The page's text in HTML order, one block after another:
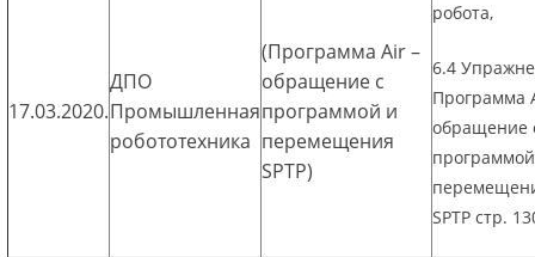
17.03.2020.
ДПО
Промышленная
робототехника
(Программа Air –
обращение с
программой и
перемещения
SPTP)
робота,
6.4
Программа
обращение
SPTP стр.